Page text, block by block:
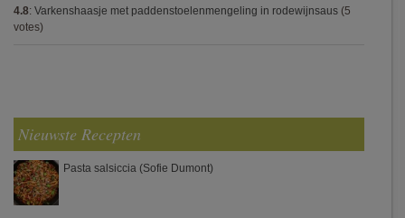
4.8: Varkenshaasje met paddenstoelenmengeling in rodewijnsaus (5
votes)
Nieuwste Recepten
Pasta salsiccia (Sofie Dumont)